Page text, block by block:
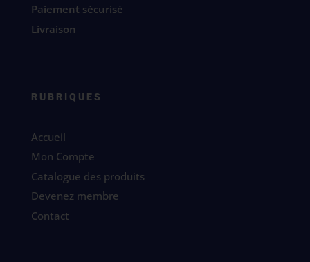
Paiement sécurisé
Livraison
RUBRIQUES
Accueil
Mon Compte
Catalogue des produits
Devenez membre
Contact